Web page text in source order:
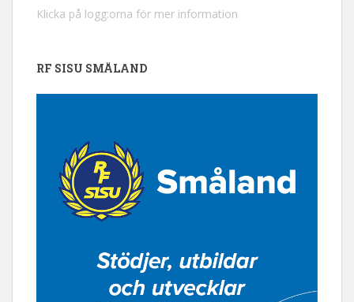
Klicka på logg:orna för mer information
RF SISU SMÅLAND